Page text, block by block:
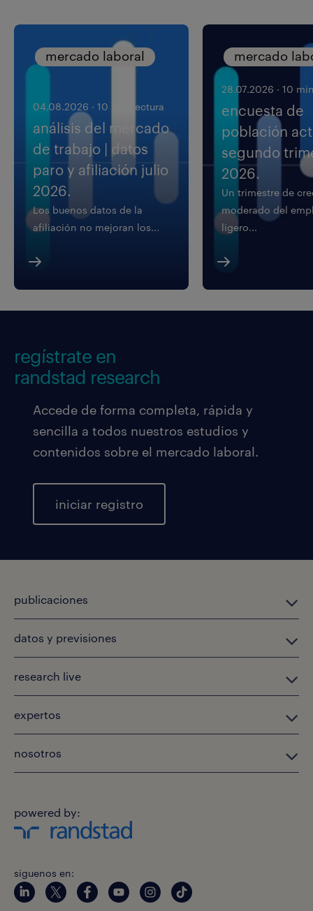
mercado laboral
04.08.2026 · 10 min lectura
análisis del mercado
de trabajo | datos
paro y afiliación julio
2026.
Los buenos datos de la
afiliación no mejoran los...
mercado
28.07.2026 · 10
encuesta de
población
segundo
2026.
Un trimestre de
moderado del
ligero...
regístrate en
randstad research
Accede de forma completa, rápida y
sencilla a todos nuestros estudios y
contenidos sobre el mercado laboral.
iniciar registro
publicaciones
datos y previsiones
research live
expertos
nosotros
powered by:
siguenos en: